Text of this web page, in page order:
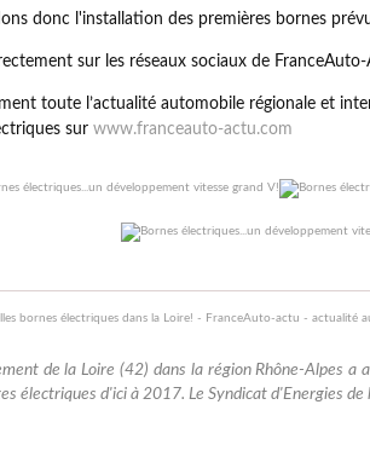
donc l'installation des premières bornes
sur les réseaux sociaux de
toute l’actualité automobile régionale et
sur www.franceauto-actu.com
de la Loire (42) dans la région Rhône-Alpes a
électriques d'ici à 2017. Le Syndicat d'Energies de